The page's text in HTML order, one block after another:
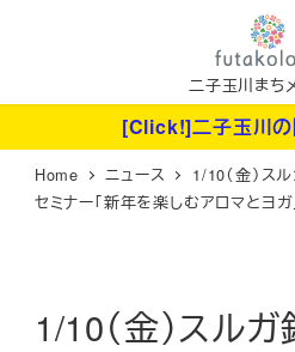
ン
二子玉川まち
[Click!]二子玉川
Home ニュース
1/10（金）ス
セミナー「新年を楽しむアロマとヨガ
1/10（金）スル